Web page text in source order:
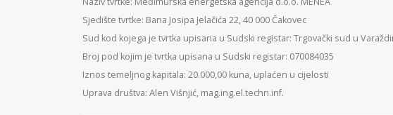
Sjedište tvrtke: Bana Josipa Jelačića 22, 40 000 Čakovec
Sud kod kojega je tvrtka upisana u Sudski registar: Trgovački sud u
Broj pod kojim je tvrtka upisana u Sudski registar: 070084035
Iznos temeljnog kapitala: 20.000,00 kuna, uplaćen u cijelosti
Uprava društva: Alen Višnjić, mag.ing.el.techn.inf.